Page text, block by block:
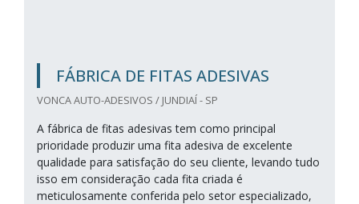
FÁBRICA DE FITAS ADESIVAS
VONCA AUTO-ADESIVOS / JUNDIAÍ - SP
A fábrica de fitas adesivas tem como principal
prioridade produzir uma fita adesiva de excelente
qualidade para satisfação do seu cliente, levando tudo
isso em consideração cada fita criada é
meticulosamente conferida pelo setor especializado,